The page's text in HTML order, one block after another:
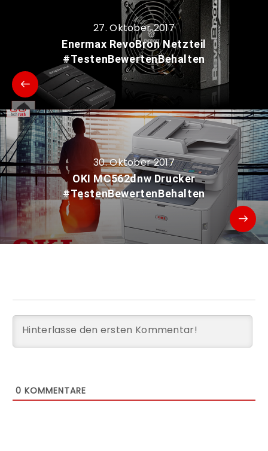
27. Oktober 2017
Enermax RevoBron Netzteil
#TestenBewertenBehalten
30. Oktober 2017
OKI MC562dnw Drucker
#TestenBewertenBehalten
0 KOMMENTARE